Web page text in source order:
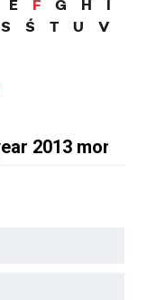
E F G H
I
S Ś T U
V